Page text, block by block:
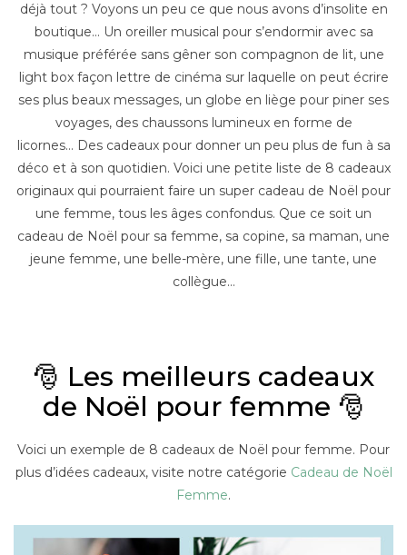
déjà tout ? Voyons un peu ce que nous avons d’insolite en
boutique… Un oreiller musical pour s’endormir avec sa
musique préférée sans gêner son compagnon de lit, une
light box façon lettre de cinéma sur laquelle on peut écrire
ses plus beaux messages, un globe en liège pour piner ses
voyages, des chaussons lumineux en forme de
licornes… Des cadeaux pour donner un peu plus de fun à sa
déco et à son quotidien. Voici une petite liste de 8 cadeaux
originaux qui pourraient faire un super cadeau de Noël pour
une femme, tous les âges confondus. Que ce soit un
cadeau de Noël pour sa femme, sa copine, sa maman, une
jeune femme, une belle-mère, une fille, une tante, une
collègue…
🎅 Les meilleurs cadeaux
de Noël pour femme 🎅
Voici un exemple de 8 cadeaux de Noël pour femme. Pour
plus d’idées cadeaux, visite notre catégorie Cadeau de Noël
Femme.